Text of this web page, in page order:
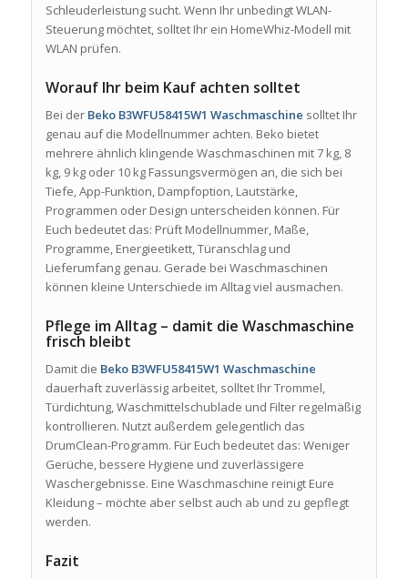
Schleuderleistung sucht. Wenn Ihr unbedingt WLAN-
Steuerung möchtet, solltet Ihr ein HomeWhiz-Modell mit
WLAN prüfen.
Worauf Ihr beim Kauf achten solltet
Bei der Beko B3WFU58415W1 Waschmaschine solltet Ihr
genau auf die Modellnummer achten. Beko bietet
mehrere ähnlich klingende Waschmaschinen mit 7 kg, 8
kg, 9 kg oder 10 kg Fassungsvermögen an, die sich bei
Tiefe, App-Funktion, Dampfoption, Lautstärke,
Programmen oder Design unterscheiden können. Für
Euch bedeutet das: Prüft Modellnummer, Maße,
Programme, Energieetikett, Türanschlag und
Lieferumfang genau. Gerade bei Waschmaschinen
können kleine Unterschiede im Alltag viel ausmachen.
Pflege im Alltag – damit die Waschmaschine
frisch bleibt
Damit die Beko B3WFU58415W1 Waschmaschine
dauerhaft zuverlässig arbeitet, solltet Ihr Trommel,
Türdichtung, Waschmittelschublade und Filter regelmäßig
kontrollieren. Nutzt außerdem gelegentlich das
DrumClean-Programm. Für Euch bedeutet das: Weniger
Gerüche, bessere Hygiene und zuverlässigere
Waschergebnisse. Eine Waschmaschine reinigt Eure
Kleidung – möchte aber selbst auch ab und zu gepflegt
werden.
Fazit